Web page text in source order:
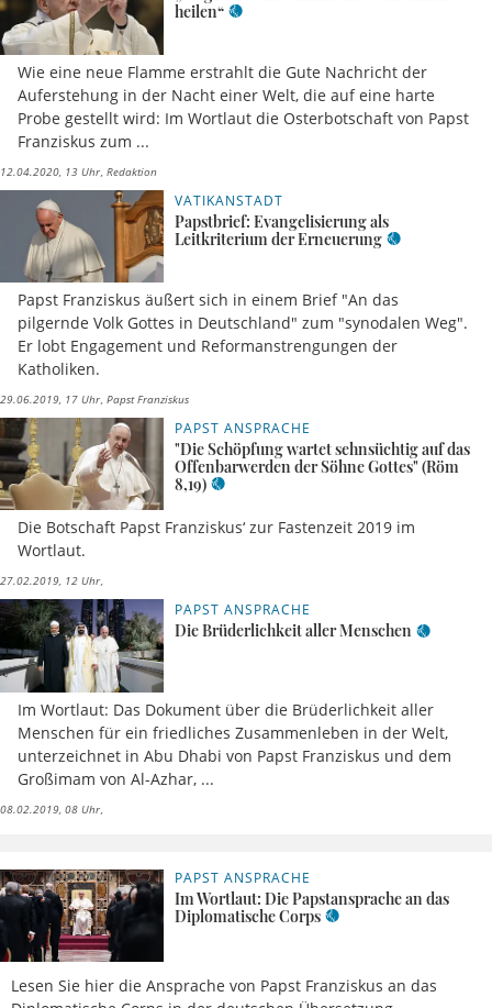
heilen“
Wie eine neue Flamme erstrahlt die Gute Nachricht der
Auferstehung in der Nacht einer Welt, die auf eine harte
Probe gestellt wird: Im Wortlaut die Osterbotschaft von Papst
Franziskus zum ...
12.04.2020, 13 Uhr Redaktion
VATIKANSTADT
Papstbrief: Evangelisierung als
Leitkriterium der Erneuerung
Papst Franziskus äußert sich in einem Brief "An das
pilgernde Volk Gottes in Deutschland" zum "synodalen Weg".
Er lobt Engagement und Reformanstrengungen der
Katholiken.
29.06.2019, 17 Uhr Papst Franziskus
PAPST ANSPRACHE
"Die Schöpfung wartet sehnsüchtig auf das
Offenbarwerden der Söhne Gottes" (Röm
8,19)
Die Botschaft Papst Franziskus‘ zur Fastenzeit 2019 im
Wortlaut.
27.02.2019, 12 Uhr
PAPST ANSPRACHE
Die Brüderlichkeit aller Menschen
Im Wortlaut: Das Dokument über die Brüderlichkeit aller
Menschen für ein friedliches Zusammenleben in der Welt,
unterzeichnet in Abu Dhabi von Papst Franziskus und dem
Großimam von Al-Azhar, ...
08.02.2019, 08 Uhr
PAPST ANSPRACHE
Im Wortlaut: Die Papstansprache an das
Diplomatische Corps
Lesen Sie hier die Ansprache von Papst Franziskus an das
08.01.2019, 10 Uhr